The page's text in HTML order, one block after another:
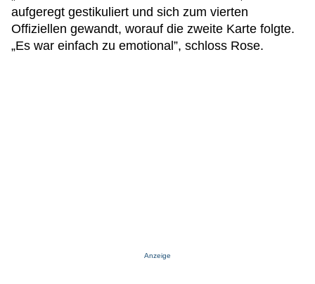
aufgeregt gestikuliert und sich zum vierten
Offiziellen gewandt, worauf die zweite Karte folgte.
„Es war einfach zu emotional”, schloss Rose.
Anzeige